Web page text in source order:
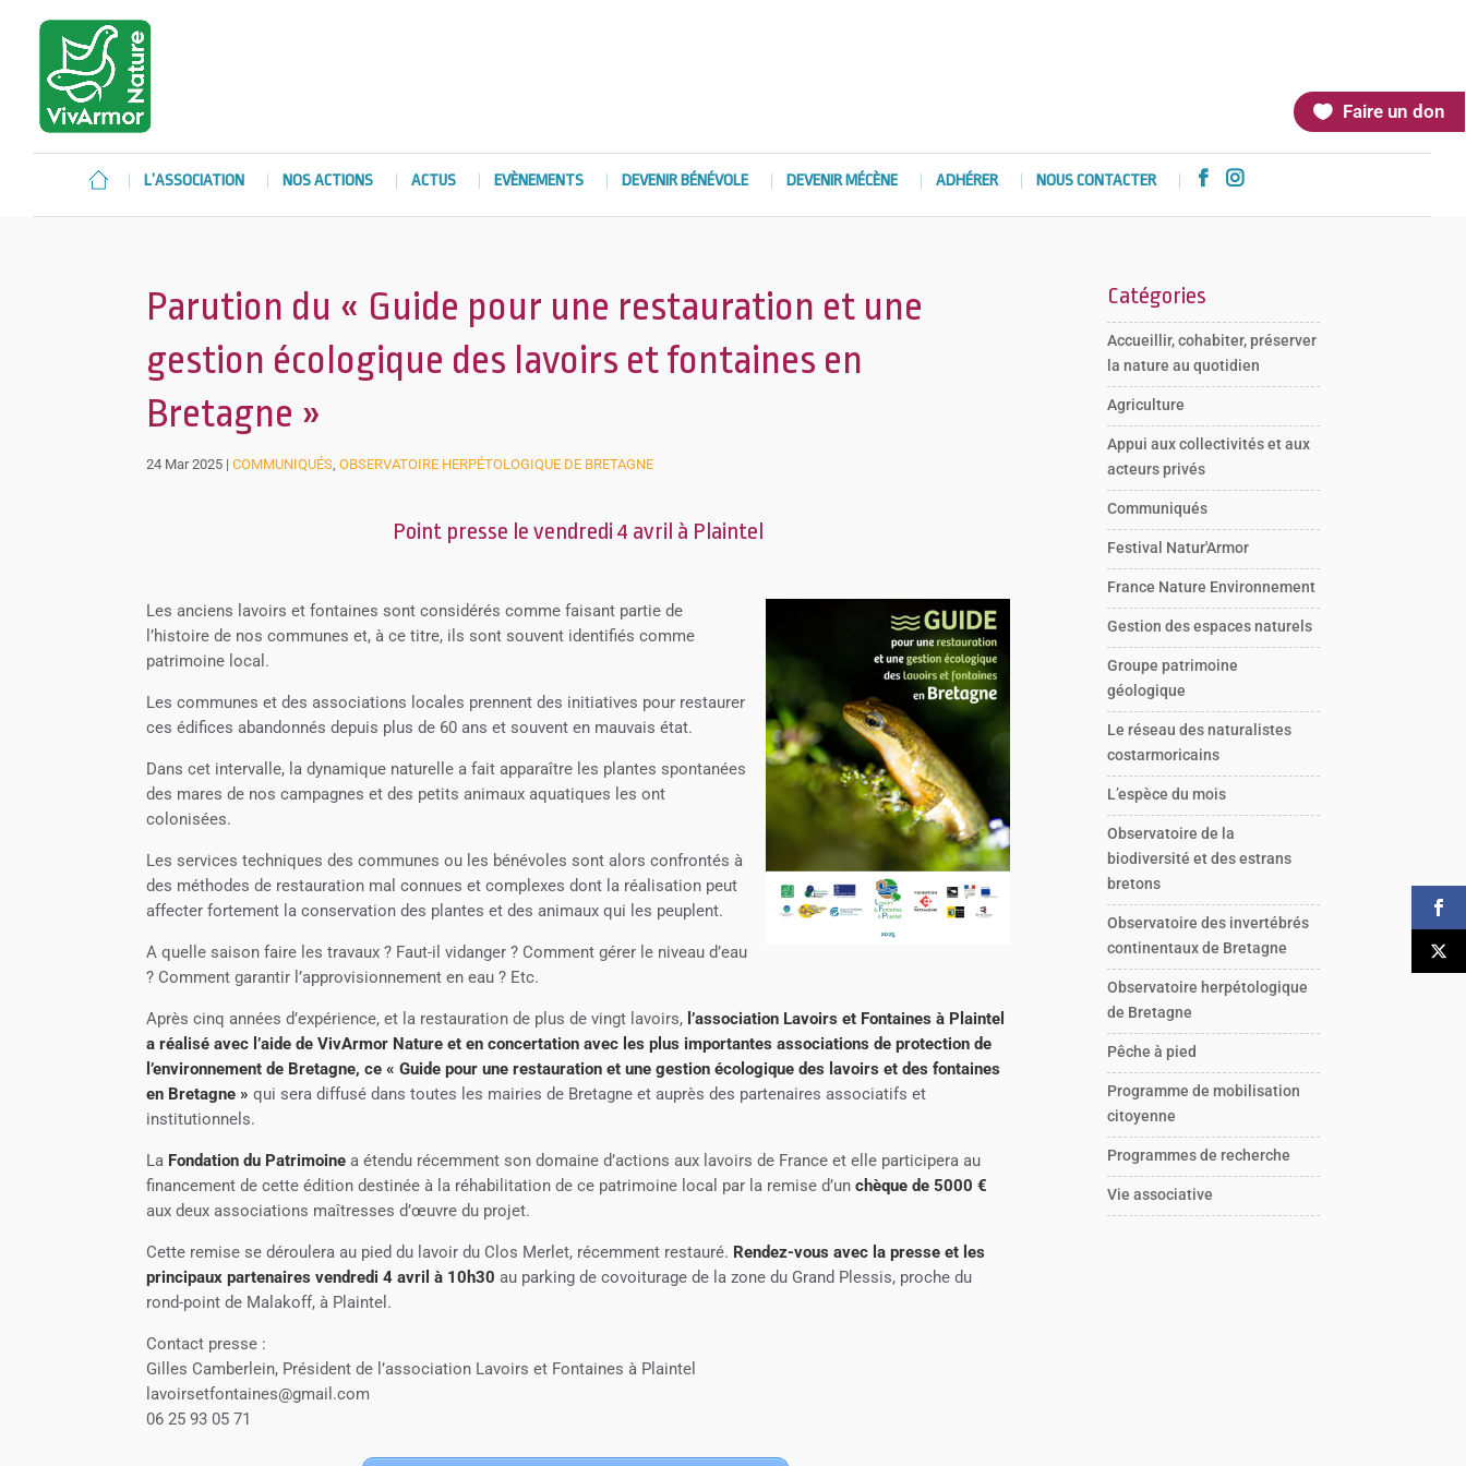
Faire un don
L’ASSOCIATION NOS ACTIONS ACTUS EVÈNEMENTS DEVENIR BÉNÉVOLE DEVENIR MÉCÈNE ADHÉRER NOUS CONTACTER  
Parution du « Guide pour une restauration et une
gestion écologique des lavoirs et fontaines en
Bretagne »
24 Mar 2025 |COMMUNIQUÉS,OBSERVATOIRE HERPÉTOLOGIQUE DE BRETAGNE
Point presse le vendredi 4 avril à Plaintel
Les anciens lavoirs et fontaines sont considérés comme faisant partie de
l’histoire de nos communes et, à ce titre, ils sont souvent identifiés comme
patrimoine local.
Les communes et des associations locales prennent des initiatives pour restaurer
ces édifices abandonnés depuis plus de 60 ans et souvent en mauvais état.
Dans cet intervalle, la dynamique naturelle a fait apparaître les plantes spontanées
des mares de nos campagnes et des petits animaux aquatiques les ont
colonisées.
Les services techniques des communes ou les bénévoles sont alors confrontés à
des méthodes de restauration mal connues et complexes dont la réalisation peut
affecter fortement la conservation des plantes et des animaux qui les peuplent.
A quelle saison faire les travaux ? Faut-il vidanger ? Comment gérer le niveau d’eau
? Comment garantir l’approvisionnement en eau ? Etc.
Après cinq années d’expérience, et la restauration de plus de vingt lavoirs, l’association Lavoirs et Fontaines à Plaintel
a réalisé avec l’aide de VivArmor Nature et en concertation avec les plus importantes associations de protection de
l’environnement de Bretagne, ce « Guide pour une restauration et une gestion écologique des lavoirs et des fontaines
en Bretagne » qui sera diffusé dans toutes les mairies de Bretagne et auprès des partenaires associatifs et
institutionnels.
La Fondation du Patrimoine a étendu récemment son domaine d’actions aux lavoirs de France et elle participera au
financement de cette édition destinée à la réhabilitation de ce patrimoine local par la remise d’unchèque de 5000 €
aux deux associations maîtresses d’œuvre du projet.
Cette remise se déroulera au pied du lavoir du Clos Merlet, récemment restauré. Rendez-vous avec la presse et les
principaux partenaires vendredi 4 avril à 10h30 au parking de covoiturage de la zone du Grand Plessis, proche du
rond-point de Malakoff, à Plaintel.
Contact presse :
Gilles Camberlein, Président de l’association Lavoirs et Fontaines à Plaintel
lavoirsetfontaines@gmail.com
06 25 93 05 71
Catégories
Accueillir, cohabiter, préserver
la nature au quotidien
Agriculture
Appui aux collectivités et aux
acteurs privés
Communiqués
Festival Natur'Armor
France Nature Environnement
Gestion des espaces naturels
Groupe patrimoine
géologique
Le réseau des naturalistes
costarmoricains
L’espèce du mois
Observatoire de la
biodiversité et des estrans
bretons
Observatoire des invertébrés
continentaux de Bretagne
Observatoire herpétologique
de Bretagne
Pêche à pied
Programme de mobilisation
citoyenne
Programmes de recherche
Vie associative